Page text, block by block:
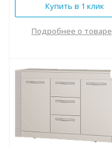
Купить в 1 клик
Подробнее о товаре